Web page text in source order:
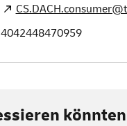
4042448470959
könnten